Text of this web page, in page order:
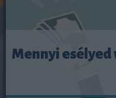
Mennyi esélyed